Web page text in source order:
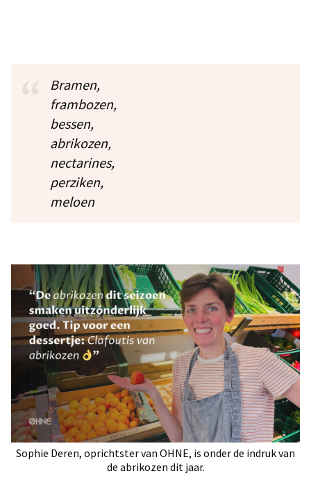
Bramen,
frambozen,
bessen,
abrikozen,
nectarines,
perziken,
meloen
Sophie Deren, oprichtster van OHNE, is onder de indruk van
de abrikozen dit jaar.